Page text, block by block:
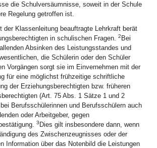
die Schulversäumnisse, soweit in der Schule
Regelung getroffen ist.
der Klassenleitung beauftragte Lehrkraft berät
in schulischen Fragen. 2 Bei
Absinken des Leistungsstandes und
die Schülerin oder den Schüler
Vorgängen sorgt sie im Einvernehmen mit der
für eine möglichst frühzeitige schriftliche
der Erziehungsberechtigten bzw. früheren
(Art. 75 Abs. 1 Sätze 1 und 2
Berufsschülerinnen und Berufsschülern auch
oder Arbeitgeber, gegen
3 Dies gilt insbesondere dann, wenn
des Zwischenzeugnisses oder der
Information über das Notenbild die Leistungen